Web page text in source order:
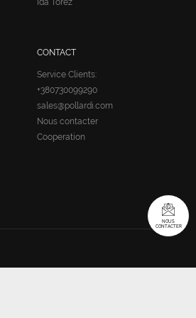
Ida Torez
CONTACT
Service Clients:
+380730099290
sales@pollardi.com
Nous contacter
Cooperation
NOUS
CONTACTER